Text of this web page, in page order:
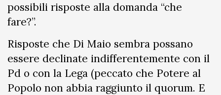
possibili risposte alla domanda “che
fare?”.
Risposte che Di Maio sembra possano
essere declinate indifferentemente con il
Pd o con la Lega (peccato che Potere al
Popolo non abbia raggiunto il quorum. E